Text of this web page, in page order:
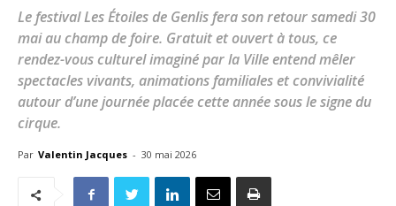
Le festival Les Étoiles de Genlis fera son retour samedi 30
mai au champ de foire. Gratuit et ouvert à tous, ce
rendez-vous culturel imaginé par la Ville entend mêler
spectacles vivants, animations familiales et convivialité
autour d’une journée placée cette année sous le signe du
cirque.
Par Valentin Jacques - 30 mai 2026